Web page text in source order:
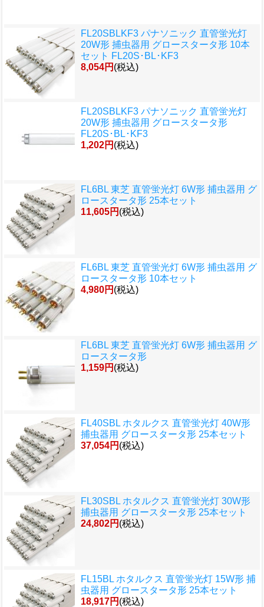
FL20SBLKF3 パナソニック 直管蛍光灯
20W形 捕虫器用 グロースタータ形 10本
セット FL20S･BL･KF3
8,054円 (税込)
FL20SBLKF3 パナソニック 直管蛍光灯
20W形 捕虫器用 グロースタータ形
FL20S･BL･KF3
1,202円 (税込)
FL6BL 東芝 直管蛍光灯 6W形 捕虫器用 グ
ロースタータ形 25本セット
11,605円 (税込)
FL6BL 東芝 直管蛍光灯 6W形 捕虫器用 グ
ロースタータ形 10本セット
4,980円 (税込)
FL6BL 東芝 直管蛍光灯 6W形 捕虫器用 グ
ロースタータ形
1,159円 (税込)
FL40SBL ホタルクス 直管蛍光灯 40W形
捕虫器用 グロースタータ形 25本セット
37,054円 (税込)
FL30SBL ホタルクス 直管蛍光灯 30W形
捕虫器用 グロースタータ形 25本セット
24,802円 (税込)
FL15BL ホタルクス 直管蛍光灯 15W形 捕
虫器用 グロースタータ形 25本セット
18,917円 (税込)